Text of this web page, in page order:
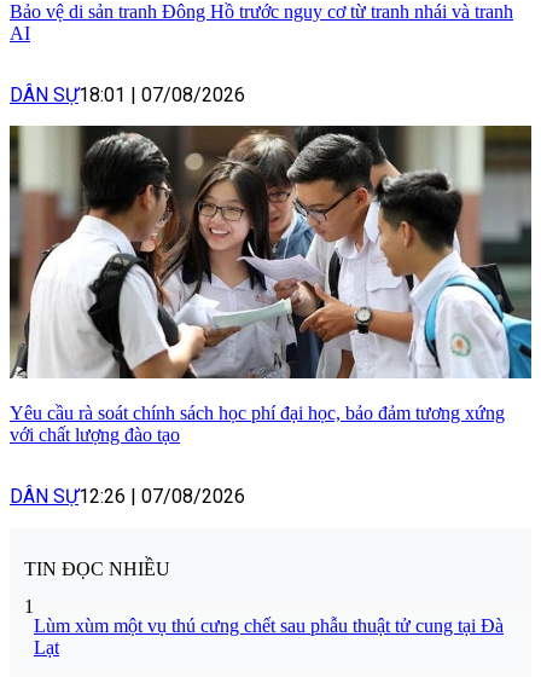
Bảo vệ di sản tranh Đông Hồ trước nguy cơ từ tranh nhái và tranh
AI
DÂN SỰ18:01 07/08/2026
Yêu cầu rà soát chính sách học phí đại học, bảo đảm tương xứng
với chất lượng đào tạo
DÂN SỰ12:26 | 07/08/2026
TIN ĐỌC NHIỀU
1
Lùm xùm một vụ thú cưng chết sau phẫu thuật tử cung tại Đà
Lạt